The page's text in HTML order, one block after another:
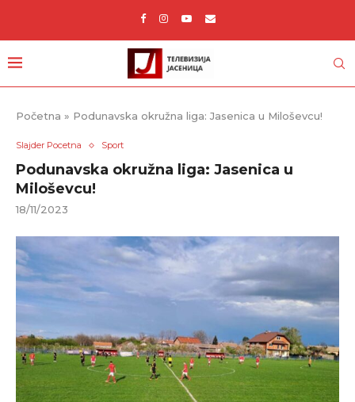
Početna » Podunavska okružna liga: Jasenica u Miloševcu!
Slajder Pocetna Sport
Podunavska okružna liga: Jasenica u
Miloševcu!
18/11/2023